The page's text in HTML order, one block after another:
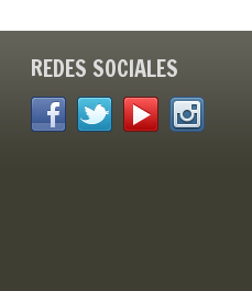
REDES SOCIALES